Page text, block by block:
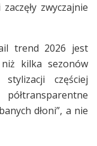
zwyczajnie
trend 2026 jest
kilka sezonów
częściej
dłoni”, a nie